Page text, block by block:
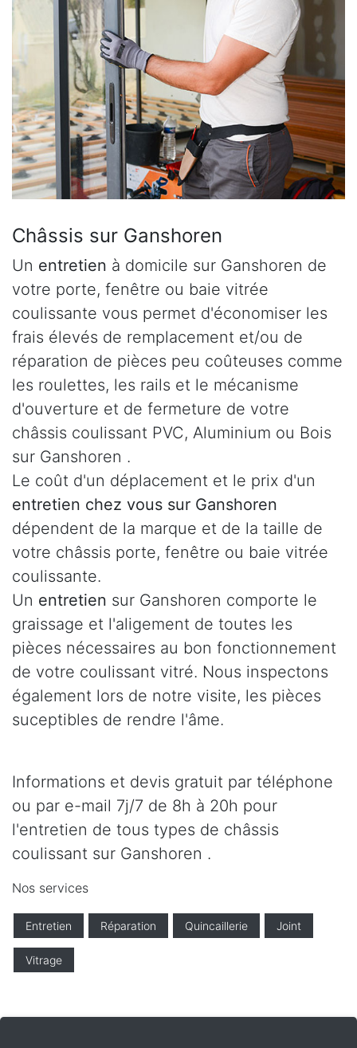
Châssis sur Ganshoren
Un entretien à domicile sur Ganshoren de
votre porte, fenêtre ou baie vitrée
coulissante vous permet d'économiser les
frais élevés de remplacement et/ou de
réparation de pièces peu coûteuses comme
les roulettes, les rails et le mécanisme
d'ouverture et de fermeture de votre
châssis coulissant PVC, Aluminium ou Bois
sur Ganshoren .
Le coût d'un déplacement et le prix d'un
entretien chez vous sur Ganshoren
dépendent de la marque et de la taille de
votre châssis porte, fenêtre ou baie vitrée
coulissante.
Un entretien sur Ganshoren comporte le
graissage et l'aligement de toutes les
pièces nécessaires au bon fonctionnement
de votre coulissant vitré. Nous inspectons
également lors de notre visite, les pièces
suceptibles de rendre l'âme.
Informations et devis gratuit par téléphone
ou par e-mail 7j/7 de 8h à 20h pour
l'entretien de tous types de châssis
coulissant sur Ganshoren .
Nos services
Entretien Réparation Quincaillerie Joint
Vitrage